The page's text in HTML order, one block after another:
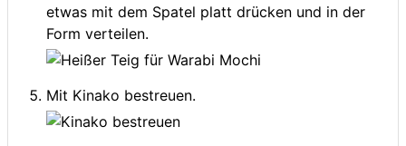
etwas mit dem Spatel platt drücken und in der
Form verteilen.
Mit Kinako bestreuen.